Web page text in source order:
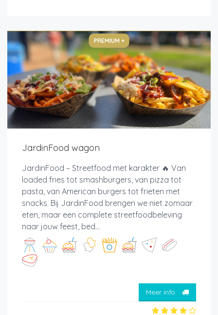
PREMIUM +
JardinFood wagon
JardinFood – Streetfood met karakter 🔥 Van
loaded fries tot smashburgers, van pizza tot
pasta, van American burgers tot frieten met
snacks. Bij JardinFood brengen we niet zomaar
eten, maar een complete streetfoodbeleving
naar jouw feest, bed...
Meer info